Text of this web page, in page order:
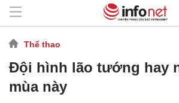
Thể thao
Đội hình lão tướng hay
mùa này